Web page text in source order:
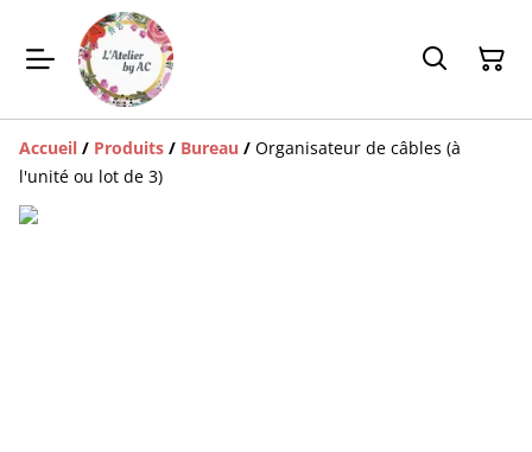
Accueil / Produits / Bureau / Organisateur de câbles (à
l'unité ou lot de 3)